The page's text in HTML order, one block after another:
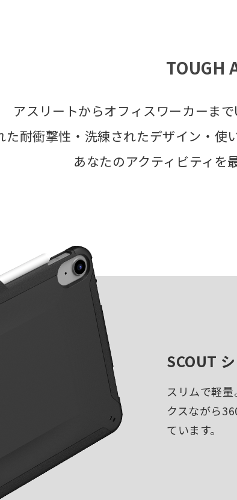
TOUGH
アスリートからオフィスワーカーま
た耐衝撃性・洗練されたデザイン・使
あなたのアクティビティを
SCOUT
スリムで軽
クスながら
ています。